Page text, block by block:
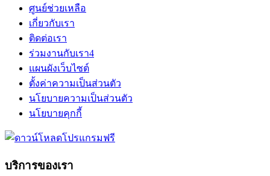
ศูนย์ช่วยเหลือ
เกี่ยวกับเรา
ติดต่อเรา
ร่วมงานกับเรา4
แผนผังเว็บไซต์
ตั้งค่าความเป็นส่วนตัว
นโยบายความเป็นส่วนตัว
นโยบายคุกกี้
บริการของเรา